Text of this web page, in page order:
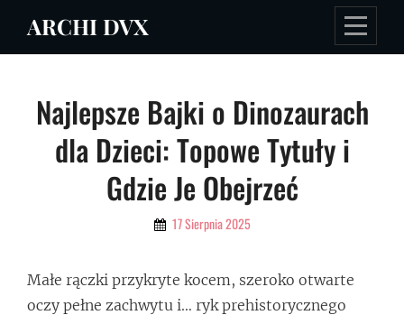
ARCHI DVX
Najlepsze Bajki o Dinozaurach
dla Dzieci: Topowe Tytuły i
Gdzie Je Obejrzeć
By 17 Sierpnia 2025
Małe rączki przykryte kocem, szeroko otwarte
oczy pełne zachwytu i… ryk prehistorycznego
Nawigacja
wpisu